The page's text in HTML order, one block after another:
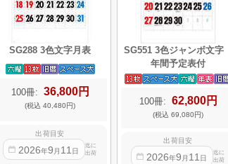
SG288 3色文字月表
100冊: 36,800円
(税込 40,480円)
出荷目安
2026年9 月 11 日
迄に
出荷
SG551 3色ジャンボ文字
年間予定表付
100冊: 62,800円
(税込 69,080円)
出荷目安
2026年9 月 11 日
迄に
出荷